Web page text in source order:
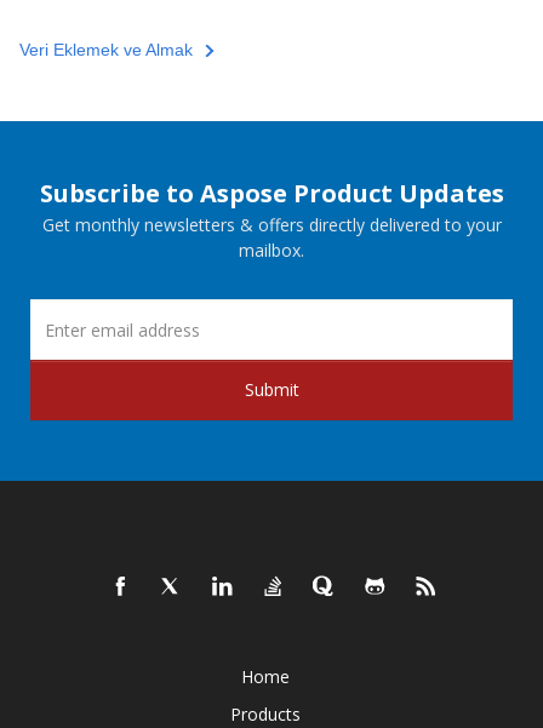
Veri Eklemek ve Almak
Subscribe to Aspose Product Updates
Get monthly newsletters & offers directly delivered to your
mailbox.
Submit
Home
Products